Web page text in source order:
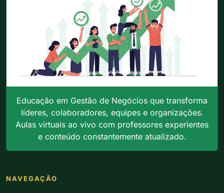
Educação em Gestão de Negócios que transforma
líderes, colaboradores, equipes e organizações.
Aulas virtuais ao vivo com professores experientes
e conteúdo constantemente atualizado.
NAVEGAÇÃO